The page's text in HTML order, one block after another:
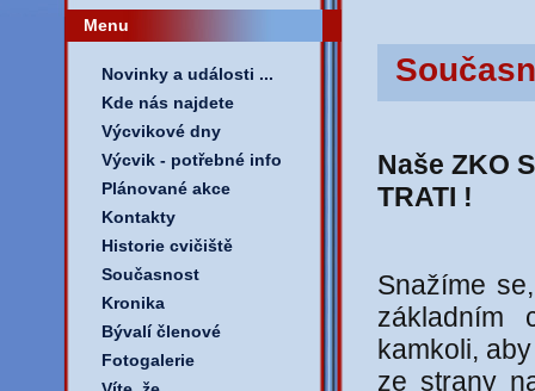
Menu
Novinky a události ...
Kde nás najdete
Výcvikové dny
Výcvik - potřebné info
Plánované akce
Kontakty
Historie cvičiště
Současnost
Kronika
Bývalí členové
Fotogalerie
Naše ZKO
TRATI !
Snažíme
základním
kamkoli,
ze strany